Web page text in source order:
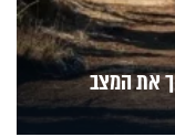
את המצב